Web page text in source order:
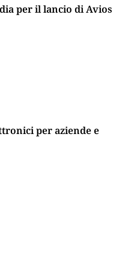
per il lancio di Avios
per aziende e